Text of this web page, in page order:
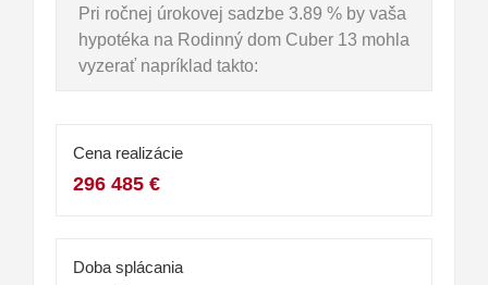
Pri ročnej úrokovej sadzbe 3.89 % by vaša
hypotéka na Rodinný dom Cuber 13 mohla
vyzerať napríklad takto:
Cena realizácie
296 485 €
Doba splácania